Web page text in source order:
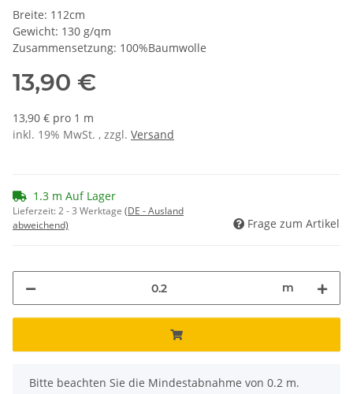
Breite: 112cm
Gewicht: 130 g/qm
Zusammensetzung: 100%Baumwolle
13,90 €
13,90 € pro 1 m
inkl. 19% MwSt. , zzgl. Versand
1.3 m Auf Lager
Lieferzeit:2 - 3 Werktage (DE - Ausland
abweichend)
Frage zum Artikel
m
x
Bitte beachten Sie die Mindestabnahme von 0.2 m.